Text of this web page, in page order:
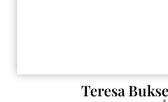
Teresa